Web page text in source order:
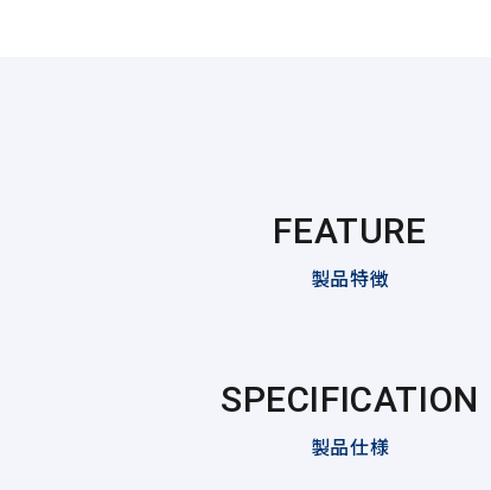
FEATURE
製品特徴
SPECIFICATION
製品仕様